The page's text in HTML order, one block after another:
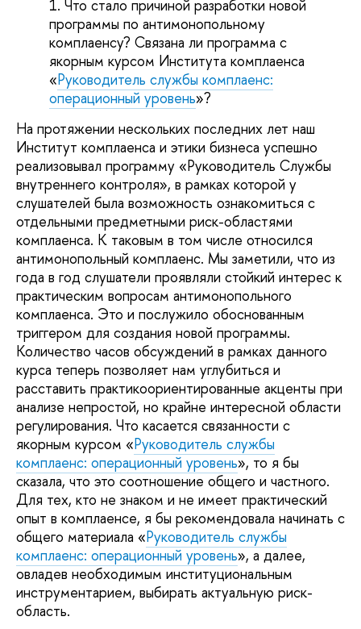
Что стало причиной разработки новой
программы по антимонопольному
комплаенсу? Связана ли программа с
якорным курсом Института комплаенса
«Руководитель службы комплаенс:
операционный уровень»?
На протяжении нескольких последних лет наш
Институт комплаенса и этики бизнеса успешно
реализовывал программу «Руководитель Службы
внутреннего контроля», в рамках которой у
слушателей была возможность ознакомиться с
отдельными предметными риск-областями
комплаенса. К таковым в том числе относился
антимонопольный комплаенс. Мы заметили, что из
года в год слушатели проявляли стойкий интерес к
практическим вопросам антимонопольного
комплаенса. Это и послужило обоснованным
триггером для создания новой программы.
Количество часов обсуждений в рамках данного
курса теперь позволяет нам углубиться и
расставить практикоориентированные акценты при
анализе непростой, но крайне интересной области
регулирования. Что касается связанности с
якорным курсом «Руководитель службы
комплаенс: операционный уровень», то я бы
сказала, что это соотношение общего и частного.
Для тех, кто не знаком и не имеет практический
опыт в комплаенсе, я бы рекомендовала начинать с
общего материала «Руководитель службы
комплаенс: операционный уровень», а далее,
овладев необходимым институциональным
инструментарием, выбирать актуальную риск-
область.